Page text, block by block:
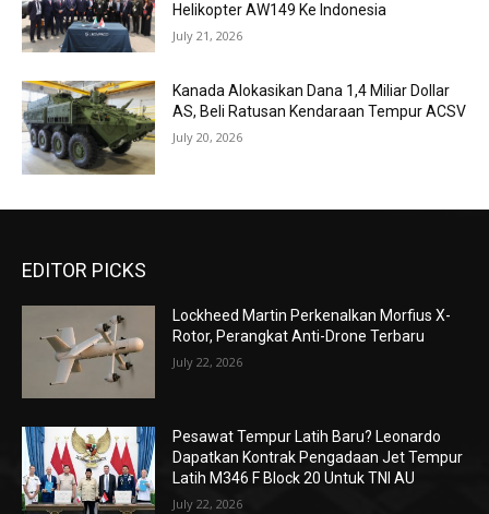
Helikopter AW149 Ke Indonesia
July 21, 2026
Kanada Alokasikan Dana 1,4 Miliar Dollar
AS, Beli Ratusan Kendaraan Tempur ACSV
July 20, 2026
EDITOR PICKS
Lockheed Martin Perkenalkan Morfius X-
Rotor, Perangkat Anti-Drone Terbaru
July 22, 2026
Pesawat Tempur Latih Baru? Leonardo
Dapatkan Kontrak Pengadaan Jet Tempur
Latih M346 F Block 20 Untuk TNI AU
July 22, 2026